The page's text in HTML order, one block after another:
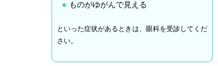
ものがゆがんで見える
といった症状があるときは、眼科を受診してくだ
さい。